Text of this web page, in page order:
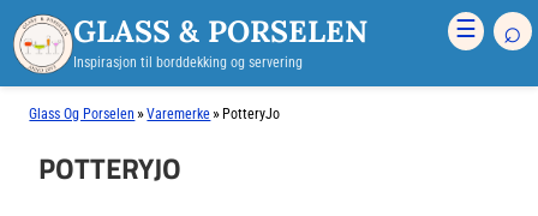
GLASS & PORSELEN
Inspirasjon til borddekking og servering
☰ ⌕
Glass Og Porselen »Varemerke » PotteryJo
POTTERYJO